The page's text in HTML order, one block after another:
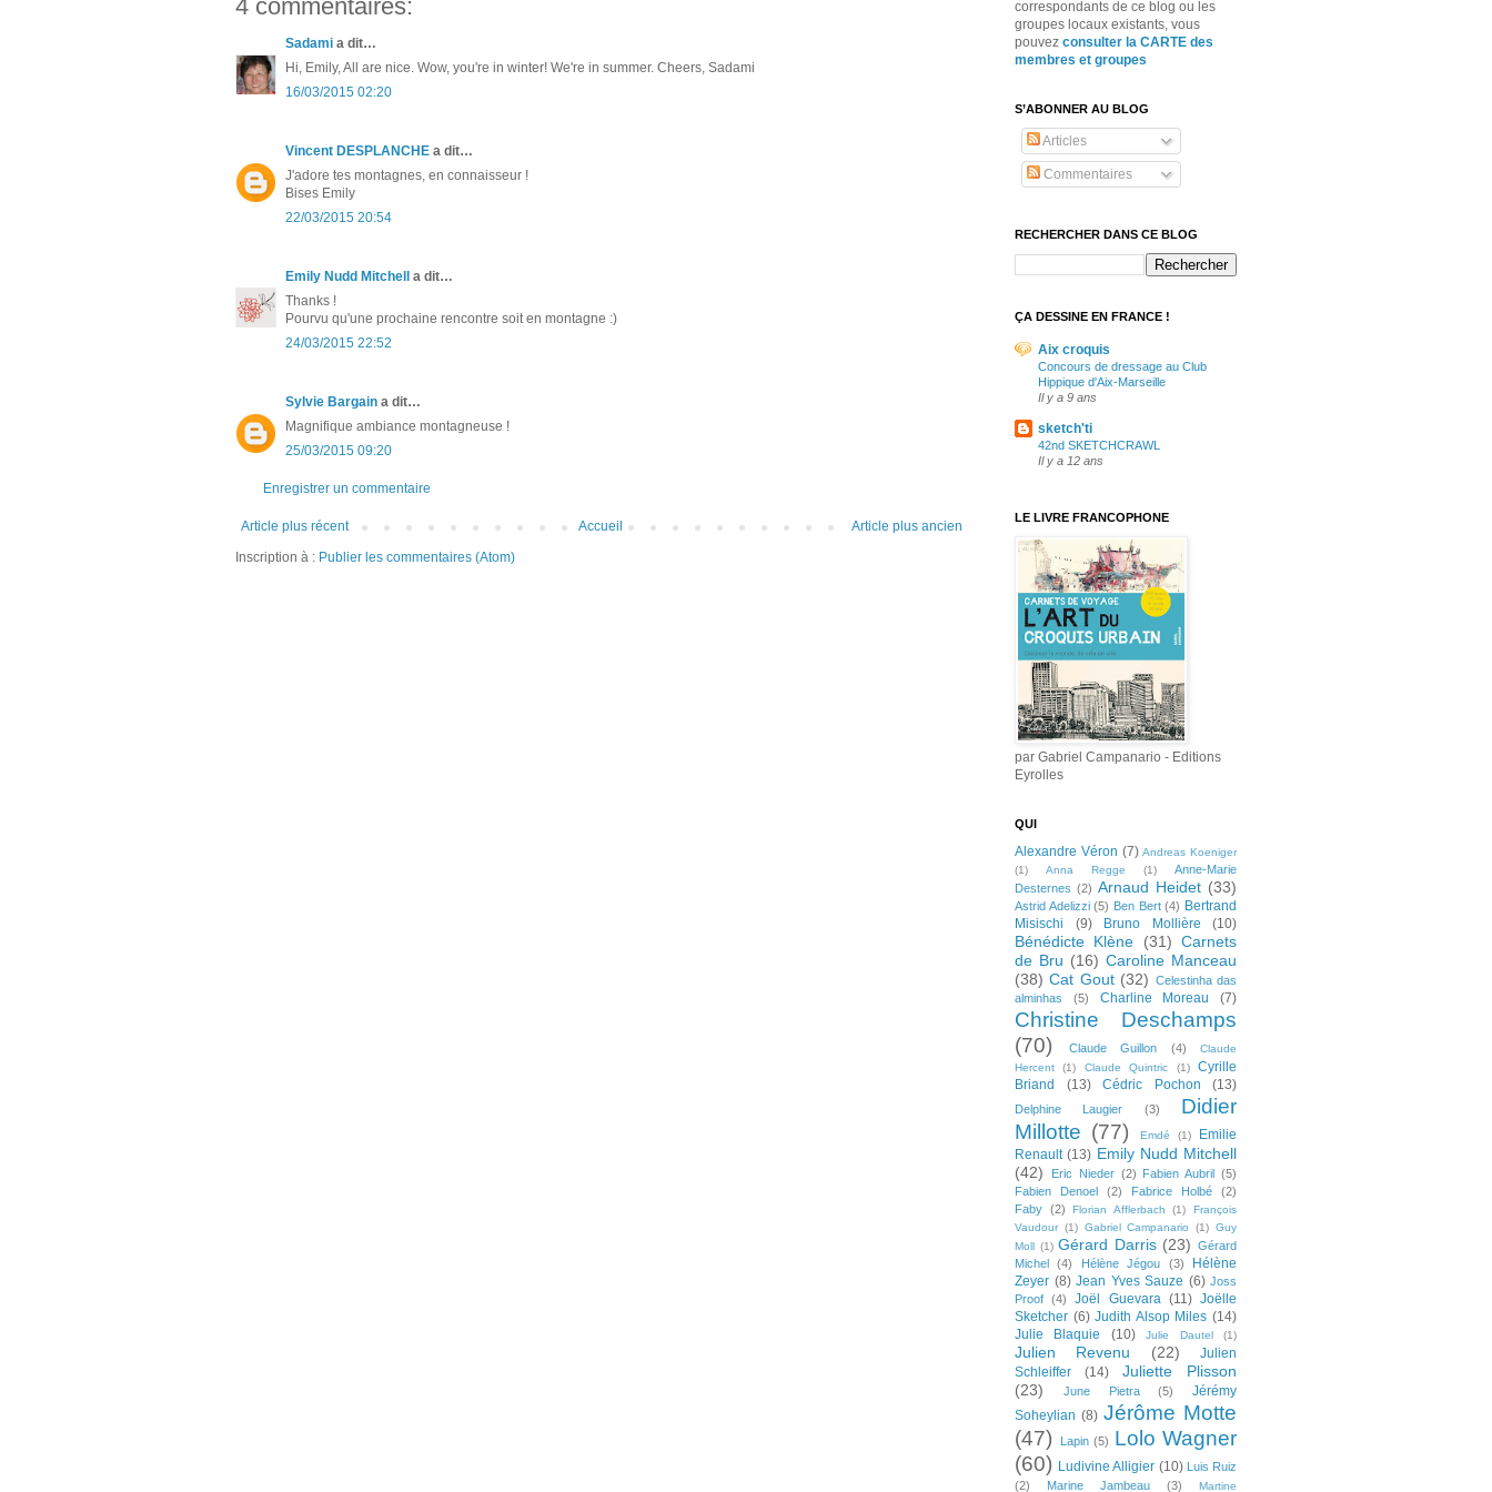
4 commentaires:
Sadami a dit…
Hi, Emily, All are nice. Wow, you're in winter! We're in summer. Cheers, Sadami
16/03/2015 02:20
Vincent DESPLANCHE a dit…
J'adore tes montagnes, en connaisseur !
Bises Emily
22/03/2015 20:54
Emily Nudd Mitchell a dit…
Thanks !
Pourvu qu'une prochaine rencontre soit en montagne :)
24/03/2015 22:52
Sylvie Bargain a dit…
Magnifique ambiance montagneuse !
25/03/2015 09:20
Enregistrer un commentaire
Article plus récent Article plus ancien
Accueil
Inscription à : Publier les commentaires (Atom)
correspondants de ce blog ou les
groupes locaux existants, vous
pouvez consulter la CARTE des
membres et groupes
S’ABONNER AU BLOG
Articles
Commentaires
RECHERCHER DANS CE BLOG
ÇA DESSINE EN FRANCE !
Aix croquis
Concours de dressage au Club
Hippique d'Aix-Marseille
Il y a 9 ans
sketch'ti
42nd SKETCHCRAWL
Il y a 12 ans
LE LIVRE FRANCOPHONE
par Gabriel Campanario - Editions
Eyrolles
QUI
Alexandre Véron (7) Andreas Koeniger
(1)
Anna Regge (1)
Anne-Marie
Desternes (2) Arnaud Heidet (33)
Astrid Adelizzi (5) Ben Bert (4) Bertrand
Misischi
(9) Bruno Mollière (10)
Bénédicte Klène (31) Carnets
de Bru (16) Caroline Manceau
(38) Cat Gout (32) Celestinha das
alminhas
(5) Charline Moreau (7)
Christine Deschamps
(70)
Claude Guillon (4)
Claude
Hercent
(1) Claude Quintric (1)
Cyrille
Briand
(13) Cédric Pochon (13)
Delphine Laugier (3)
Didier
Millotte (77) Emdé (1)
Emilie
Renault (13) Emily Nudd Mitchell
(42)
Eric Nieder (2) Fabien Aubril (5)
Fabien Denoel
(2) Fabrice Holbé
(2)
Faby (2) Florian Afflerbach (1)
François
Vaudour (1) Gabriel Campanario (1) Guy
Moll (1) Gérard Darris (23) Gérard
Michel
(4) Hélène Jégou (3)
Hélène
Zeyer (8) Jean Yves Sauze (6) Joss
Proof
(4) Joël Guevara (11) Joëlle
Sketcher (6) Judith Alsop Miles (14)
Julie Blaquie
(10) Julie Dautel (1)
Julien Revenu (22)
Julien
Schleiffer
(14)
Juliette Plisson
(23)
June Pietra (5)
Jérémy
Soheylian (8) Jérôme Motte
(47)
Lapin (5) Lolo Wagner
(60) Ludivine Alligier (10) Luis Ruiz
(2)
Marine Jambeau (3) Martine